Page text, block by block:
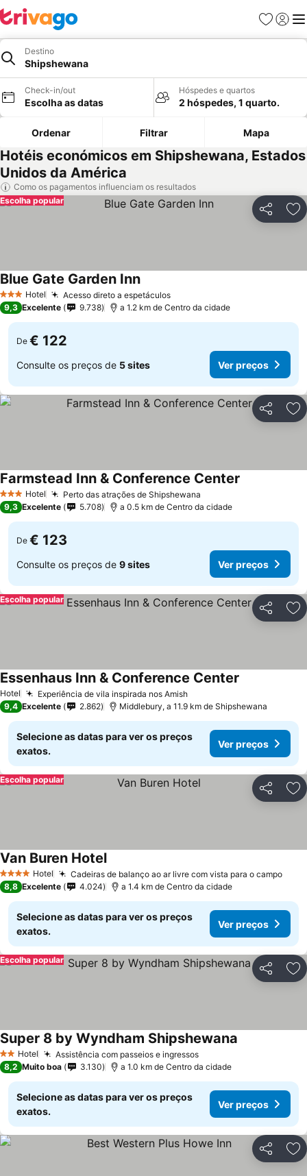
Favoritos
Iniciar
Destino
Shipshewana
Check-in/out
Escolha as datas
Hóspedes e quartos
2 hóspedes, 1 quarto.
Ordenar Filtrar Mapa
Hotéis económicos em Shipshewana, Estados
Unidos da América
Como os pagamentos influenciam os resultados
Partilhar
Escolha popular
3 EstrelasHotel Acesso direto a espetáculos
Blue Gate Garden Inn
9,3 Excelente 9.738 a 1.2 km de Centro da cidade
De € 122
Consulte os preços de 5 sites Ver preços
Partilhar
3 EstrelasHotel Perto das atrações de Shipshewana
Farmstead Inn & Conference Center
9,3 Excelente 5.708 a 0.5 km de Centro da cidade
De € 123
Consulte os preços de 9 sites Ver preços
Partilhar
Escolha popular
Hotel Experiência de vila inspirada nos Amish
Essenhaus Inn & Conference Center
9,4 Excelente 2.862 Middlebury, a 11.9 km de Shipshewana
Selecione as datas para ver os preços
exatos.
Ver preços
Partilhar
Escolha popular
4 EstrelasHotel Cadeiras de balanço ao ar livre com vista para o campo
Van Buren Hotel
8,8 Excelente 4.024 a 1.4 km de Centro da cidade
Selecione as datas para ver os preços
exatos.
Ver preços
Partilhar
Escolha popular
2 Estrelas
Hotel Assistência com passeios e ingressos
Super 8 by Wyndham Shipshewana
8,2 Muito boa 3.130 a 1.0 km de Centro da cidade
Selecione as datas para ver os preços
exatos.
Ver preços
Partilhar